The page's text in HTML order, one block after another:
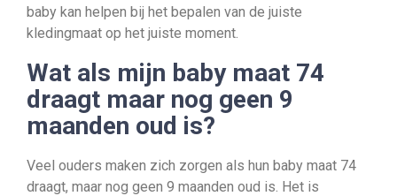
baby kan helpen bij het bepalen van de juiste
kledingmaat op het juiste moment.
Wat als mijn baby maat 74
draagt maar nog geen 9
maanden oud is?
Veel ouders maken zich zorgen als hun baby maat 74
draagt, maar nog geen 9 maanden oud is. Het is